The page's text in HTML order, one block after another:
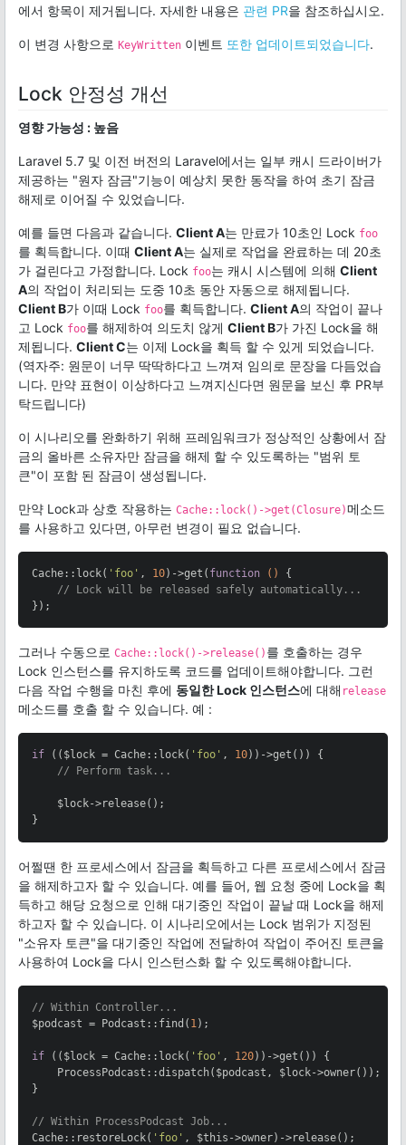
에서 항목이 제거됩니다. 자세한 내용은 관련 PR을 참조하십시오.
이 변경 사항으로 KeyWritten 이벤트 또한 업데이트되었습니다.
Lock 안정성 개선
영향 가능성 : 높음
Laravel 5.7 및 이전 버전의 Laravel에서는 일부 캐시 드라이버가
제공하는 "원자 잠금"기능이 예상치 못한 동작을 하여 초기 잠금
해제로 이어질 수 있었습니다.
예를 들면 다음과 같습니다. Client A는 만료가 10초인 Lock foo
를 획득합니다. 이때 Client A는 실제로 작업을 완료하는 데 20초
가 걸린다고 가정합니다. Lock foo는 캐시 시스템에 의해 Client
A의 작업이 처리되는 도중 10초 동안 자동으로 해제됩니다.
Client B가 이때 Lock foo를 획득합니다. Client A의 작업이 끝나
고 Lock foo를 해제하여 의도치 않게 Client B가 가진 Lock을 해
제됩니다. Client C는 이제 Lock을 획득 할 수 있게 되었습니다.
(역자주: 원문이 너무 딱딱하다고 느껴져 임의로 문장을 다듬었습
니다. 만약 표현이 이상하다고 느껴지신다면 원문을 보신 후 PR부
탁드립니다)
이 시나리오를 완화하기 위해 프레임워크가 정상적인 상황에서 잠
금의 올바른 소유자만 잠금을 해제 할 수 있도록하는 "범위 토
큰"이 포함 된 잠금이 생성됩니다.
만약 Lock과 상호 작용하는 Cache::lock()->get(Closure)메소드
를 사용하고 있다면, 아무런 변경이 필요 없습니다.
Cache::lock( 'foo' , 10)->get( function ()
{
// Lock will be released safely automatically...
});
그러나 수동으로 Cache::lock()->release() 를 호출하는 경우
Lock 인스턴스를 유지하도록 코드를 업데이트해야합니다. 그런
다음 작업 수행을 마친 후에 동일한 Lock 인스턴스에 대해 release
메소드를 호출 할 수 있습니다. 예 :
if (($lock = Cache::lock( 'foo' , 10))->get()) {
// Perform task...
    $lock->release();
}
어쩔땐 한 프로세스에서 잠금을 획득하고 다른 프로세스에서 잠금
을 해제하고자 할 수 있습니다. 예를 들어, 웹 요청 중에 Lock을 획
득하고 해당 요청으로 인해 대기중인 작업이 끝날 때 Lock을 해제
하고자 할 수 있습니다. 이 시나리오에서는 Lock 범위가 지정된
"소유자 토큰"을 대기중인 작업에 전달하여 작업이 주어진 토큰을
사용하여 Lock을 다시 인스턴스화 할 수 있도록해야합니다.
// Within Controller...
$podcast = Podcast::find( 1 );
if (($lock = Cache::lock( 'foo' , 120))->get()) {
    ProcessPodcast::dispatch($podcast, $lock->owner());
}
// Within ProcessPodcast Job...
Cache::restoreLock( 'foo' , $this->owner)->release();